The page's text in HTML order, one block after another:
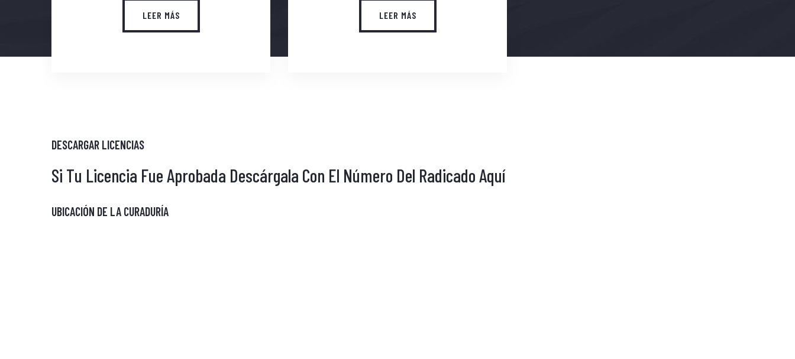
LEER MÁS LEER MÁS
DESCARGAR LICENCIAS
Si Tu Licencia Fue Aprobada Descárgala Con El Número Del Radicado Aquí
UBICACIÓN DE LA CURADURÍA